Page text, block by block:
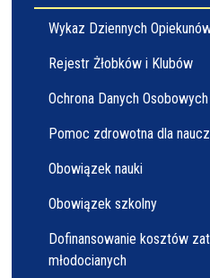
Wykaz Dziennych
Rejestr Żłobków i Klubów
Ochrona Danych Osobowych
Pomoc zdrowotna dla
Obowiązek nauki
Obowiązek szkolny
Dofinansowanie kosztów
młodocianych